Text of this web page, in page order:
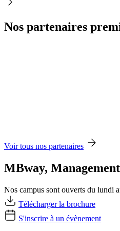
Nos partenaires
Voir tous nos partenaires
MBway,
Nos campus sont ouverts du lundi
Télécharger la brochure
S'inscrire à un évènement